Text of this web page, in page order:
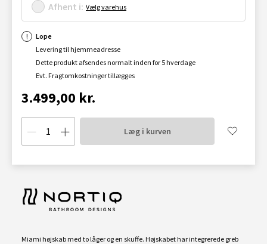
Afhent i: Vælg varehus
Lope
Levering til hjemmeadresse
Dette produkt afsendes normalt inden for 5 hverdage
Evt. Fragtomkostninger tillægges
3.499,00 kr.
Læg i kurven
Miami højskab med to låger og en skuffe. Højskabet har integrerede greb